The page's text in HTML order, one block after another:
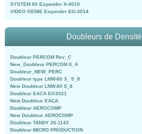
SYSTEM 80 Expander X-4010
VIDEO GENIE Expander EG-3014
Doubleurs de Densité
Doubleur PERCOM Rev_C
New_Doubleur PERCOM II_A
Doubleur_NEW_PERC
Doubleur type LNW-80 3_ 5_8
New Doubleur LNW-80 5_8
Doubleur EACA EG3021
New Doubleur EACA
Doubleur AEROCOMP
New Doubleur AEROCOMP
Doubleur TANDY 26-1143
Doubleur MICRO PRODUCTION